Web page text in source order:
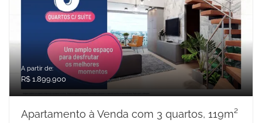
A partir de:
R$ 1.899.900
Apartamento à Venda com 3 quartos, 119m²